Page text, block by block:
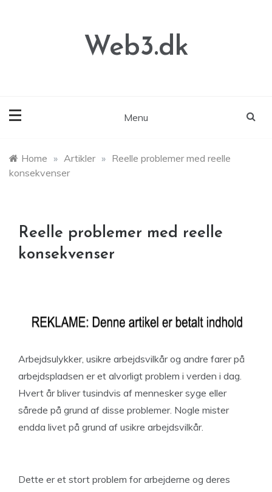
Web3.dk
Menu
Home » Artikler » Reelle problemer med reelle
konsekvenser
Reelle problemer med reelle
konsekvenser
Arbejdsulykker, usikre arbejdsvilkår og andre farer på
arbejdspladsen er et alvorligt problem i verden i dag.
Hvert år bliver tusindvis af mennesker syge eller
sårede på grund af disse problemer. Nogle mister
endda livet på grund af usikre arbejdsvilkår.
Dette er et stort problem for arbejderne og deres